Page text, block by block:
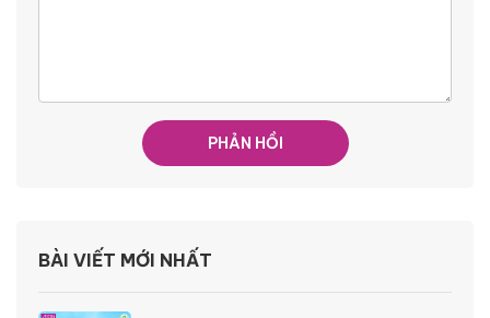
BÀI VIẾT MỚI NHẤT